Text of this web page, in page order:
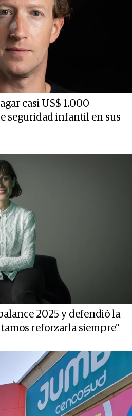
casi US$ 1.000
seguridad infantil en sus
2025 y defendió la
reforzarla siempre"